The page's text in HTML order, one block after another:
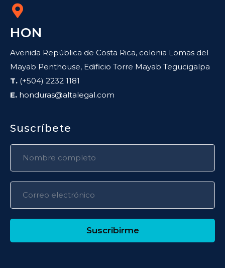
HON
Avenida República de Costa Rica, colonia Lomas del
Mayab Penthouse, Edificio Torre Mayab Tegucigalpa
T. (+504) 2232 1181
E. honduras@altalegal.com
Suscríbete
Suscribirme